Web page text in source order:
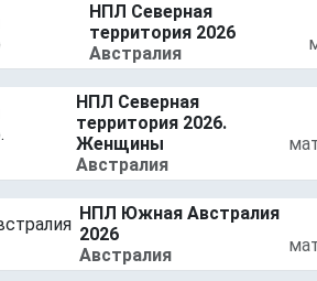
НПЛ Северная
территория 2026
Австралия
НПЛ Северная
территория 2026.
Женщины
Австралия
НПЛ Южная Австралия
2026
Австралия